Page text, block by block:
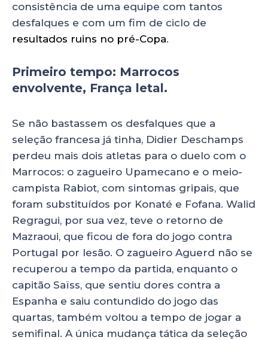
consistência de uma equipe com tantos
desfalques e com um fim de ciclo de
resultados ruins no pré-Copa.
Primeiro tempo: Marrocos
envolvente, França letal.
Se não bastassem os desfalques que a
seleção francesa já tinha, Didier Deschamps
perdeu mais dois atletas para o duelo com o
Marrocos: o zagueiro Upamecano e o meio-
campista Rabiot, com sintomas gripais, que
foram substituídos por Konaté e Fofana. Walid
Regragui, por sua vez, teve o retorno de
Mazraoui, que ficou de fora do jogo contra
Portugal por lesão. O zagueiro Aguerd não se
recuperou a tempo da partida, enquanto o
capitão Saïss, que sentiu dores contra a
Espanha e saiu contundido do jogo das
quartas, também voltou a tempo de jogar a
semifinal. A única mudança tática da seleção